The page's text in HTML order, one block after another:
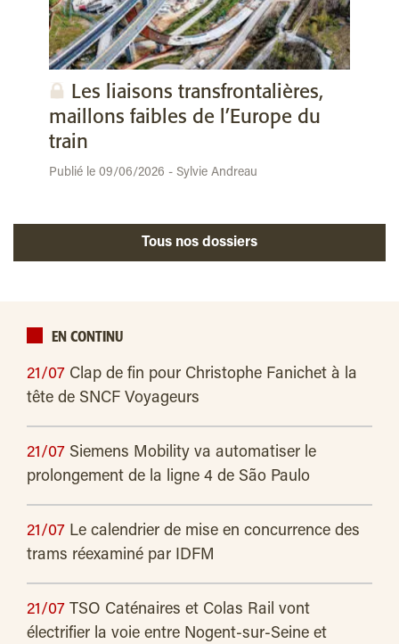
Les liaisons transfrontalières,
maillons faibles de l’Europe du
train
Publié le 09/06/2026 - Sylvie Andreau
Tous nos dossiers
EN CONTINU
21/07 Clap de fin pour Christophe Fanichet à la
tête de SNCF Voyageurs
21/07 Siemens Mobility va automatiser le
prolongement de la ligne 4 de São Paulo
21/07 Le calendrier de mise en concurrence des
trams réexaminé par IDFM
21/07 TSO Caténaires et Colas Rail vont
électrifier la voie entre Nogent-sur-Seine et